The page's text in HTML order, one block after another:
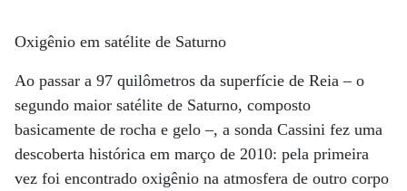
Oxigênio em satélite de Saturno
Ao passar a 97 quilômetros da superfície de Reia – o
segundo maior satélite de Saturno, composto
basicamente de rocha e gelo –, a sonda Cassini fez uma
descoberta histórica em março de 2010: pela primeira
vez foi encontrado oxigênio na atmosfera de outro corpo